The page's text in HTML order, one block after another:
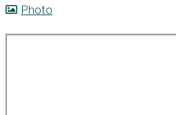
Photo